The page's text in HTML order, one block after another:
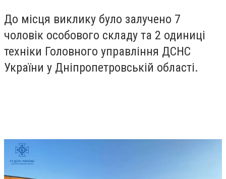
До місця виклику було залучено 7
чоловік особового складу та 2 одиниці
техніки Головного управління ДСНС
України у Дніпропетровській області.